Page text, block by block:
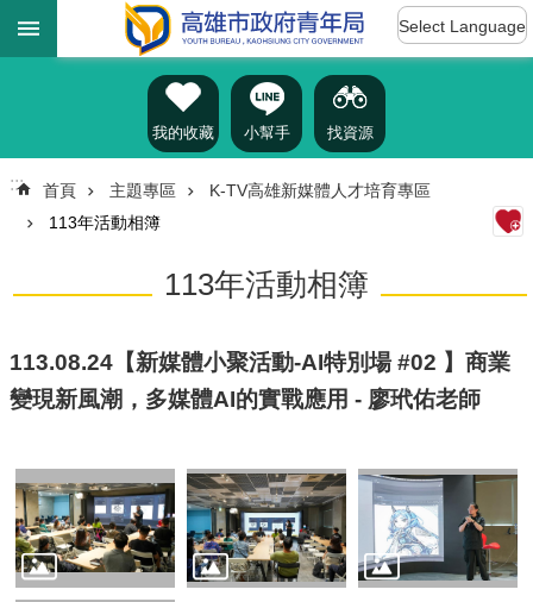
跳到主要內容區塊
訊
息
公
青
資
源
主
Select Language
我的收藏 小幫手 找資源
::: 首頁 主題專區
K-TV高雄新媒體人才培育專區
113年活動相簿
113年活動相簿
113.08.24【新媒體小聚活動-AI特別場 #02 】商業
變現新風潮，多媒體AI的實戰應用 - 廖玳佑老師